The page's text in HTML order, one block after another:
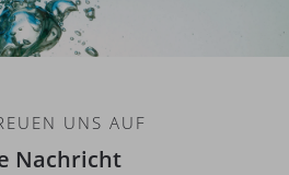
UNS AUF
Nachricht